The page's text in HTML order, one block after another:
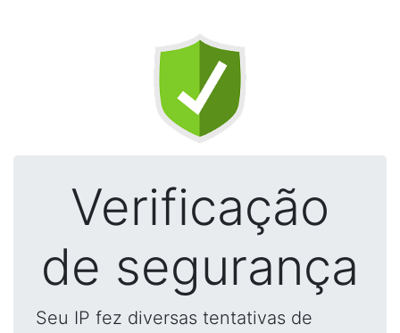
Verificação
de segurança
Seu IP fez diversas tentativas de